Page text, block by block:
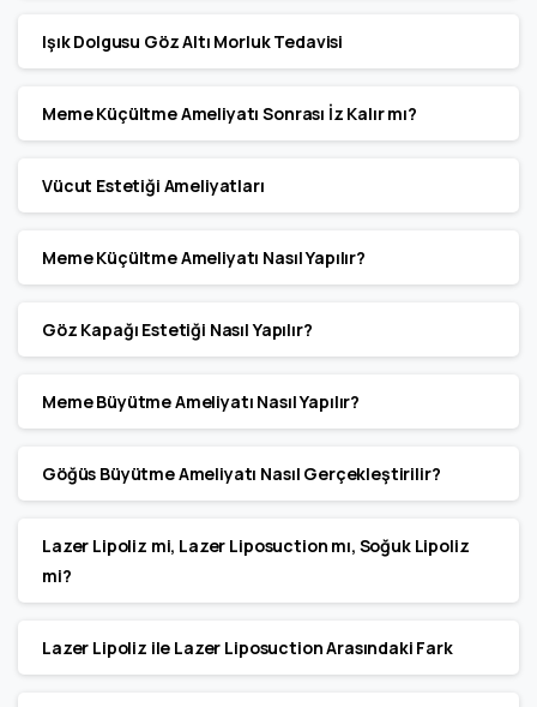
Işık Dolgusu Göz Altı Morluk Tedavisi
Meme Küçültme Ameliyatı Sonrası İz Kalır mı?
Vücut Estetiği Ameliyatları
Meme Küçültme Ameliyatı Nasıl Yapılır?
Göz Kapağı Estetiği Nasıl Yapılır?
Meme Büyütme Ameliyatı Nasıl Yapılır?
Göğüs Büyütme Ameliyatı Nasıl Gerçekleştirilir?
Lazer Lipoliz mi, Lazer Liposuction mı, Soğuk Lipoliz
mi?
Lazer Lipoliz ile Lazer Liposuction Arasındaki Fark